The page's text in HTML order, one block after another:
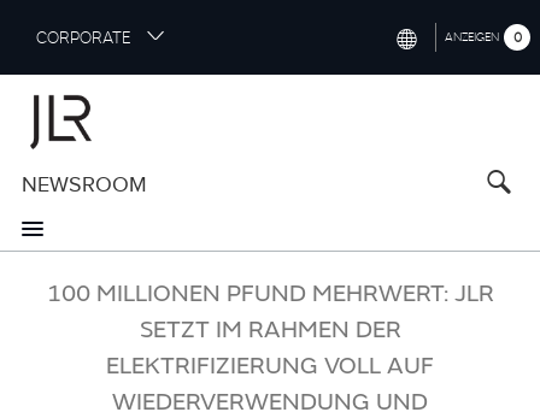
i
m
CORPORATE
SPAIN (ESPAÑOL)
ITALY (ITALIANO)
ANZEIGEN 0
NEWSROOM
100 MILLIONEN PFUND MEHRWERT: JLR
SETZT IM RAHMEN DER
ELEKTRIFIZIERUNG VOLL AUF
WIEDERVERWENDUNG UND